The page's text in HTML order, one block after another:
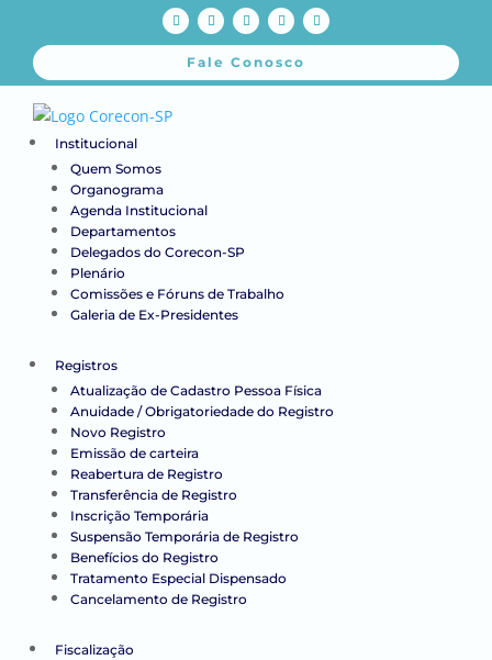
Fale Conosco
Institucional
Quem Somos
Organograma
Agenda Institucional
Departamentos
Delegados do Corecon-SP
Plenário
Comissões e Fóruns de Trabalho
Galeria de Ex-Presidentes
Registros
Atualização de Cadastro Pessoa Física
Anuidade / Obrigatoriedade do Registro
Novo Registro
Emissão de carteira
Reabertura de Registro
Transferência de Registro
Inscrição Temporária
Suspensão Temporária de Registro
Benefícios do Registro
Tratamento Especial Dispensado
Cancelamento de Registro
Fiscalização